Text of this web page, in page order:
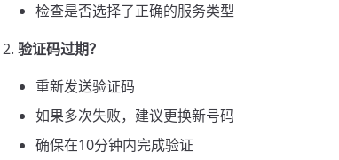
检查是否选择了正确的服务类型
验证码过期？
重新发送验证码
如果多次失败，建议更换新号码
确保在10分钟内完成验证